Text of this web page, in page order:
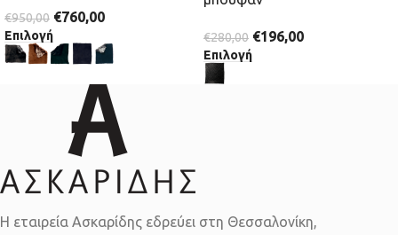
€950,00 €760,00
Επιλογή €280,00 €196,00
Επιλογή
Η εταιρεία Ασκαρίδης εδρεύει στη Θεσσαλονίκη,